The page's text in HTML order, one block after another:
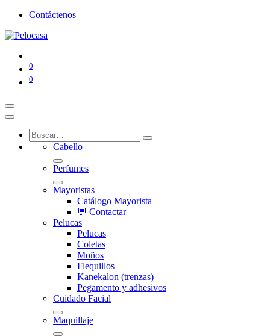
Contáctenos
0
0
Cabello
Perfumes
Mayoristas
Catálogo Mayorista
💬 Contactar
Pelucas
Pelucas
Coletas
Moños
Flequillos
Kanekalon (trenzas)
Pegamento y adhesivos
Cuidado Facial
Maquillaje